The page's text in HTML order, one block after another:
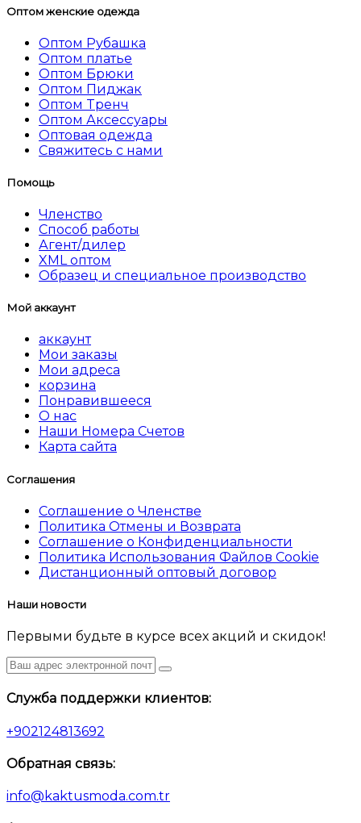
Оптом женские одежда
Оптом Рубашка
Оптом платье
Оптом Брюки
Оптом Пиджак
Оптом Tренч
Оптом Аксессуары
Оптовая одежда
Свяжитесь с нами
Помощь
Членство
Способ работы
Агент/дилер
XML оптом
Образец и специальное производство
Мой аккаунт
аккаунт
Мои заказы
Мои адреса
корзина
Понравившееся
О нас
Наши Номера Счетов
Карта сайта
Соглашения
Соглашение о Членстве
Политика Отмены и Возврата
Соглашение о Конфиденциальности
Политика Использования Файлов Cookie
Дистанционный оптовый договор
Наши новости
Первыми будьте в курсе всех акций и скидок!
Служба поддержки клиентов:
+902124813692
Обратная связь:
info@kaktusmoda.com.tr